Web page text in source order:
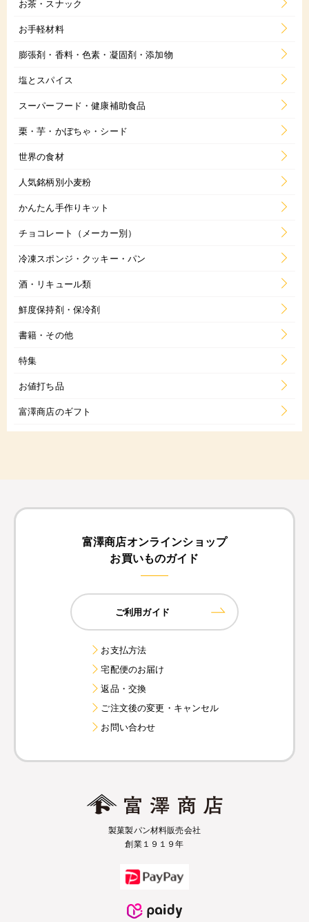
お茶・スナック
お手軽材料
膨張剤・香料・色素・凝固剤・添加物
塩とスパイス
スーパーフード・健康補助食品
栗・芋・かぼちゃ・シード
世界の食材
人気銘柄別小麦粉
かんたん手作りキット
チョコレート（メーカー別）
冷凍スポンジ・クッキー・パン
酒・リキュール類
鮮度保持剤・保冷剤
書籍・その他
特集
お値打ち品
富澤商店のギフト
富澤商店オンラインショップ
お買いものガイド
ご利用ガイド
お支払方法
宅配便のお届け
返品・交換
ご注文後の変更・キャンセル
お問い合わせ
製菓製パン材料販売会社
創業１９１９年